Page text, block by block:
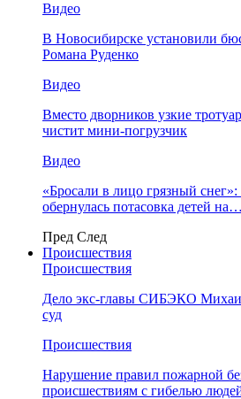
Видео
В Новосибирске установили
Романа Руденко
Видео
Вместо дворников узкие
чистит мини-погрузчик
Видео
«Бросали в лицо грязный
обернулась потасовка детей на…
Пред След
Происшествия
Происшествия
Дело экс-главы СИБЭКО
суд
Происшествия
Нарушение правил пожарной
происшествиям с гибелью